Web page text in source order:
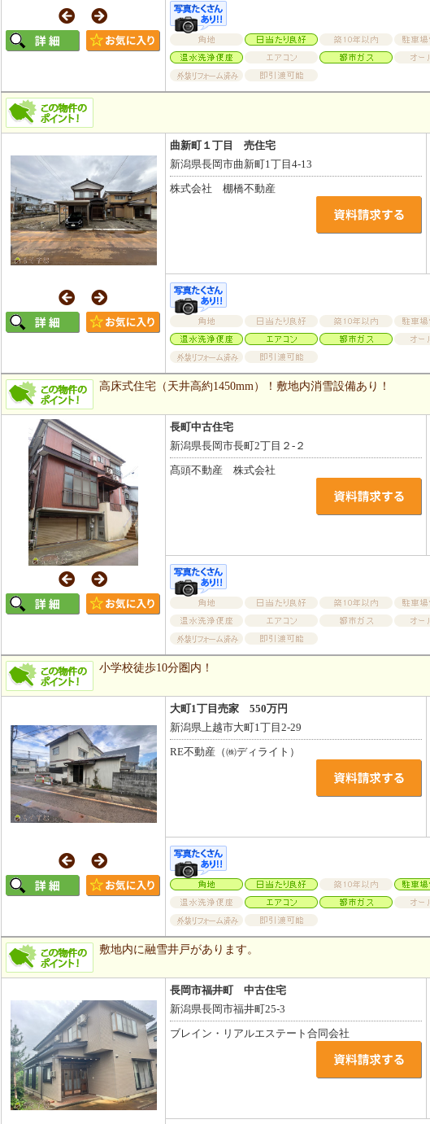
曲新町１丁目 売住宅
新潟県長岡市曲新町1丁目4-13
株式会社 棚橋不動産
高床式住宅（天井高約1450mm）！敷地内消雪設備あり！
長町中古住宅
新潟県長岡市長町2丁目２-２
髙頭不動産 株式会社
小学校徒歩10分圏内！
大町1丁目売家 550万円
新潟県上越市大町1丁目2-29
RE不動産（㈱ディライト）
敷地内に融雪井戸があります。
長岡市福井町 中古住宅
新潟県長岡市福井町25-3
ブレイン・リアルエステート合同会社